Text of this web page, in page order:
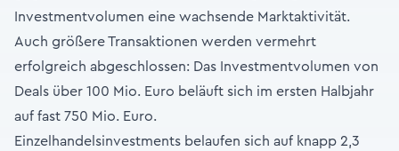
Investmentvolumen eine wachsende Marktaktivität.
Auch größere Transaktionen werden vermehrt
erfolgreich abgeschlossen: Das Investmentvolumen von
Deals über 100 Mio. Euro beläuft sich im ersten Halbjahr
auf fast 750 Mio. Euro.
Einzelhandelsinvestments belaufen sich auf knapp 2,3